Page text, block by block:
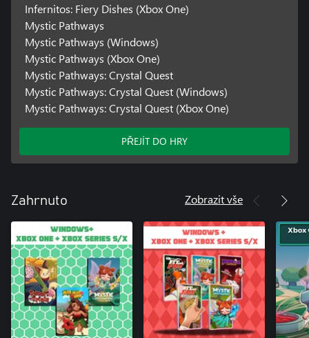
Infernitos: Fiery Dishes (Xbox One)
Mystic Pathways
Mystic Pathways (Windows)
Mystic Pathways (Xbox One)
Mystic Pathways: Crystal Quest
Mystic Pathways: Crystal Quest (Windows)
Mystic Pathways: Crystal Quest (Xbox One)
PŘEJÍT DO HRY
Zahrnuto Zobrazit vše